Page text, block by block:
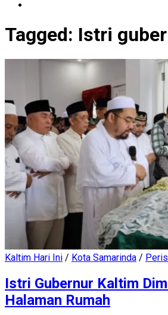
Tagged: Istri
Kaltim Hari Ini / Kota Samarinda /
Istri Gubernur Kaltim
Halaman Rumah